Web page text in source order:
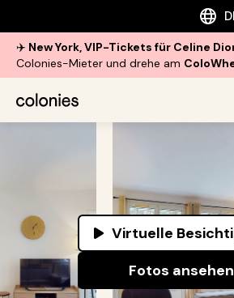
✈️ New York, VIP-Tickets für Celine
Colonies-Mieter und drehe am
Virtuelle
Fotos ansehen